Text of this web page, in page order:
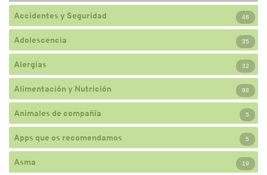
Accidentes y Seguridad 48
Adolescencia 35
Alergias 32
Alimentación y Nutrición 98
Animales de compañía 5
Apps que os recomendamos 5
Asma 19